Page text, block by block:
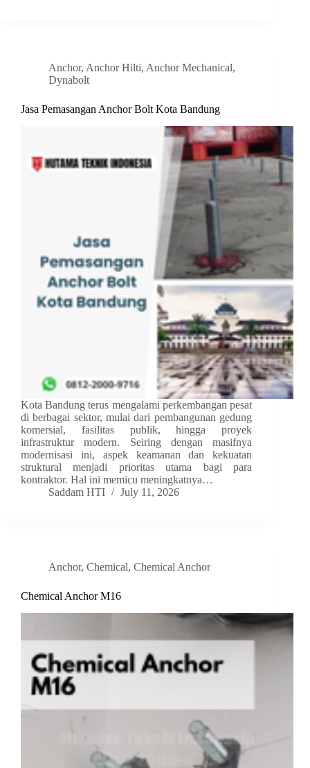
Anchor, Anchor Hilti, Anchor Mechanical,
Dynabolt
Jasa Pemasangan Anchor Bolt Kota Bandung
Kota Bandung terus mengalami perkembangan pesat
di berbagai sektor, mulai dari pembangunan gedung
komersial, fasilitas publik, hingga proyek
infrastruktur modern. Seiring dengan masifnya
modernisasi ini, aspek keamanan dan kekuatan
struktural menjadi prioritas utama bagi para
kontraktor. Hal ini memicu meningkatnya…
Saddam HTI
July 11, 2026
Anchor, Chemical, Chemical Anchor
Chemical Anchor M16